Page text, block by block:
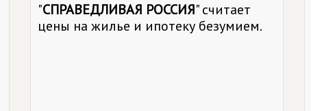
"СПРАВЕДЛИВАЯ РОССИЯ" считает
цены на жилье и ипотеку безумием.